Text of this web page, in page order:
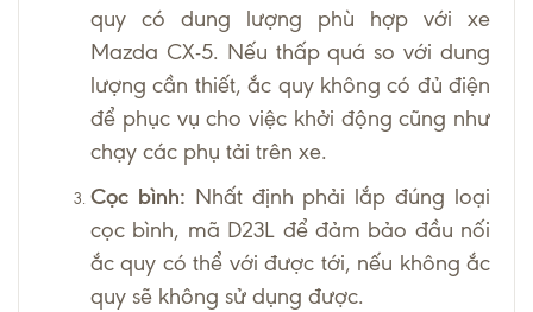
quy có dung lượng phù hợp với xe
Mazda CX-5. Nếu thấp quá so với dung
lượng cần thiết, ắc quy không có đủ điện
để phục vụ cho việc khởi động cũng như
chạy các phụ tải trên xe.
Cọc bình: Nhất định phải lắp đúng loại
cọc bình, mã D23L để đảm bảo đầu nối
ắc quy có thể với được tới, nếu không ắc
quy sẽ không sử dụng được.